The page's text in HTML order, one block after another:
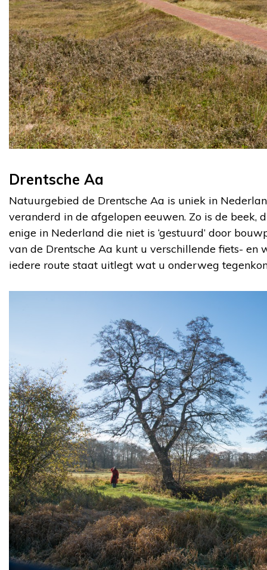
Drentsche Aa
Natuurgebied de Drentsche Aa is uniek in
veranderd in de afgelopen eeuwen. Zo is de beek,
enige in Nederland die niet is ‘gestuurd’ door
van de Drentsche Aa kunt u verschillende fiets- en
iedere route staat uitlegt wat u onderweg